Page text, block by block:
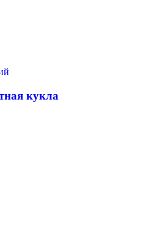
кукла